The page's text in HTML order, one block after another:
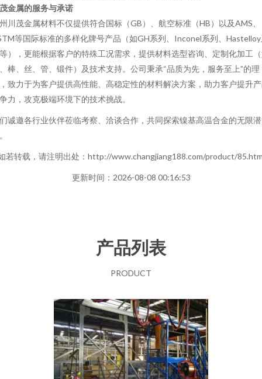
金属的服务与承诺
川茂金属材料不仅提供符合国标（GB）、航空标准（HB）以及AMS、
等国际标准的多样化牌号产品（如GH系列、Inconel系列、
），更能根据客户的特殊工况需求，提供材料选型咨询、定制化加工
棒、丝、管、锻件）及技术支持。公司秉承“品质为先，服务至上”的理
致力于为客户提供高性能、高稳定性的材料解决方案，助力客户提升
力，攻克极端环境下的技术挑战。
诚邀各行业伙伴莅临考察、洽谈合作，共同探索镍基高温合金的无限潜
若转载，请注明出处：http://www.changjiang188.com/product/
更新时间：2026-08-08 00:16:53
产品列表
PRODUCT